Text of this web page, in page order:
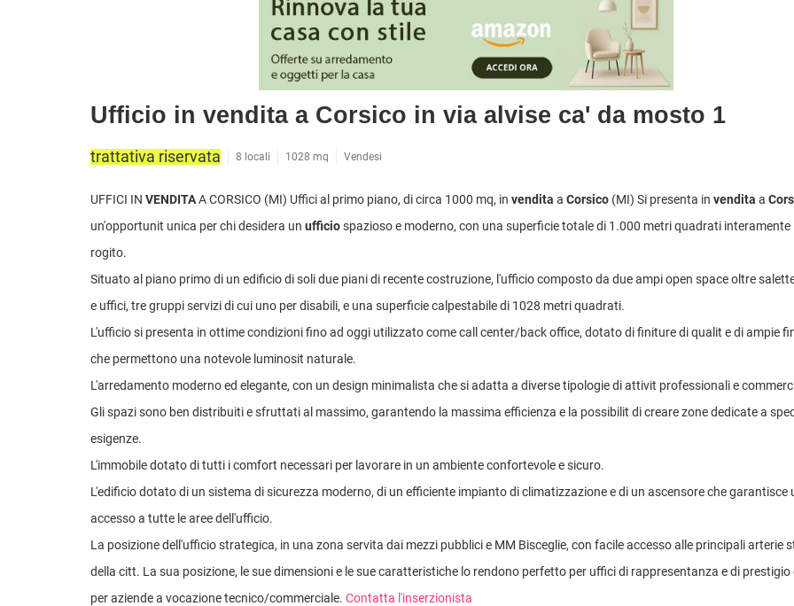
Ufficio in vendita a Corsico in via alvise ca' da mosto 1
trattativa riservata 8 locali 1028 mq Vendesi
UFFICI IN VENDITAA CORSICO (MI) Uffici al primo piano, di circa 1000 mq, in vendita a Corsico (MI) Si presenta in vendita a
un'opportunit unica per chi desidera un ufficiospazioso e moderno, con una superficie totale di 1.000 metri quadrati interamente
rogito.
Situato al piano primo di un edificio di soli due piani di recente costruzione, l'ufficio composto da due ampi open space oltre
e uffici, tre gruppi servizi di cui uno per disabili, e una superficie calpestabile di 1028 metri quadrati.
L'ufficio si presenta in ottime condizioni fino ad oggi utilizzato come call center/back office, dotato di finiture di qualit e di ampie
che permettono una notevole luminosit naturale.
L'arredamento moderno ed elegante, con un design minimalista che si adatta a diverse tipologie di attivit professionali e
Gli spazi sono ben distribuiti e sfruttati al massimo, garantendo la massima efficienza e la possibilit di creare zone dedicate a
esigenze.
L'immobile dotato di tutti i comfort necessari per lavorare in un ambiente confortevole e sicuro.
L'edificio dotato di un sistema di sicurezza moderno, di un efficiente impianto di climatizzazione e di un ascensore che garantisce
accesso a tutte le aree dell'ufficio.
La posizione dell'ufficio strategica, in una zona servita dai mezzi pubblici e MM Bisceglie, con facile accesso alle principali arterie
della citt. La sua posizione, le sue dimensioni e le sue caratteristiche lo rendono perfetto per uffici di rappresentanza e di prestigio
per aziende a vocazione tecnico/commerciale. Contatta l'inserzionista